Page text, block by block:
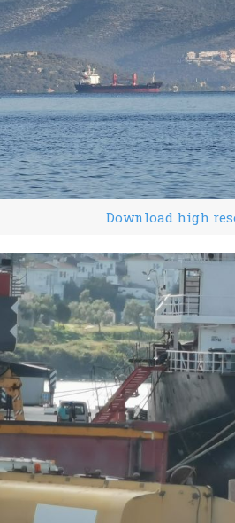
Download high